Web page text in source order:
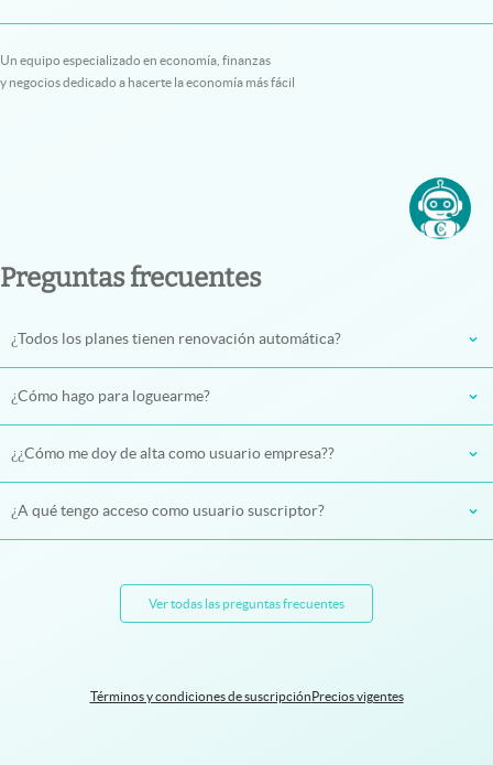
Un equipo especializado en economía, finanzas
y negocios dedicado a hacerte la economía más fácil
Preguntas frecuentes
¿Todos los planes tienen renovación automática?
¿Cómo hago para loguearme?
¿¿Cómo me doy de alta como usuario empresa??
¿A qué tengo acceso como usuario suscriptor?
Ver todas las preguntas frecuentes
Términos y condiciones de suscripción Precios vigentes